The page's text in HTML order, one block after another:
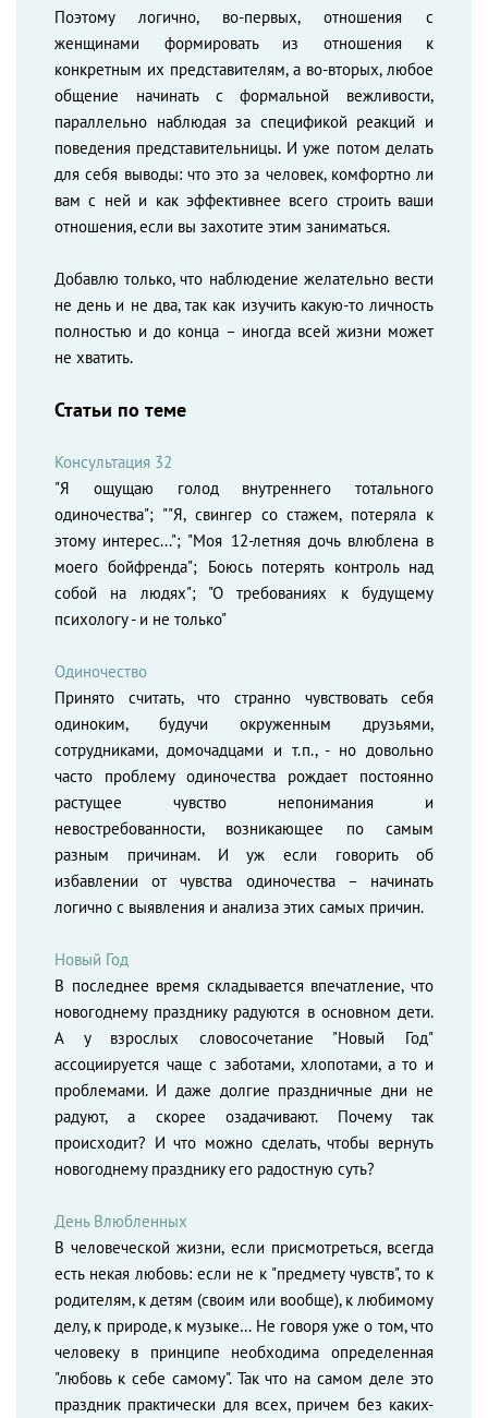
Поэтому логично, во-первых, отношения с
женщинами формировать из отношения к
конкретным их представителям, а во-вторых, любое
общение начинать с формальной вежливости,
параллельно наблюдая за спецификой реакций и
поведения представительницы. И уже потом делать
для себя выводы: что это за человек, комфортно ли
вам с ней и как эффективнее всего строить ваши
отношения, если вы захотите этим заниматься.
Добавлю только, что наблюдение желательно вести
не день и не два, так как изучить какую-то личность
полностью и до конца – иногда всей жизни может
не хватить.
Статьи по теме
Консультация 32
"Я ощущаю голод внутреннего тотального
одиночества"; ""Я, свингер со стажем, потеряла к
этому интерес..."; "Моя 12-летняя дочь влюблена в
моего бойфренда"; Боюсь потерять контроль над
собой на людях"; "О требованиях к будущему
психологу - и не только"
Одиночество
Принято считать, что странно чувствовать себя
одиноким, будучи окруженным друзьями,
сотрудниками, домочадцами и т.п., - но довольно
часто проблему одиночества рождает постоянно
растущее чувство непонимания и
невостребованности, возникающее по самым
разным причинам. И уж если говорить об
избавлении от чувства одиночества – начинать
логично с выявления и анализа этих самых причин.
Новый Год
В последнее время складывается впечатление, что
новогоднему празднику радуются в основном дети.
А у взрослых словосочетание "Новый Год"
ассоциируется чаще с заботами, хлопотами, а то и
проблемами. И даже долгие праздничные дни не
радуют, а скорее озадачивают. Почему так
происходит? И что можно сделать, чтобы вернуть
новогоднему празднику его радостную суть?
День Влюбленных
В человеческой жизни, если присмотреться, всегда
есть некая любовь: если не к "предмету чувств", то к
родителям, к детям (своим или вообще), к любимому
делу, к природе, к музыке… Не говоря уже о том, что
человеку в принципе необходима определенная
"любовь к себе самому". Так что на самом деле это
праздник практически для всех, причем без каких-